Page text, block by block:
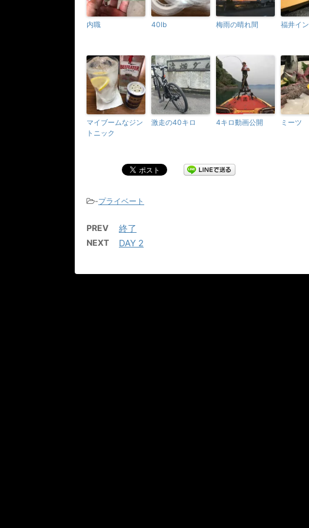
内職 40lb 梅雨の晴れ間 福井イン
マイブームなジン
トニック
激走の40キロ 4キロ動画公開 ミーツ
-プライベート
PREV 終了
NEXT DAY 2